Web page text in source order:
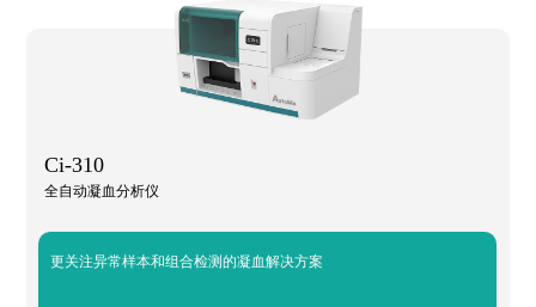
Ci-310
全自动凝血分析仪
更关注异常样本和组合检测的凝血解决方案